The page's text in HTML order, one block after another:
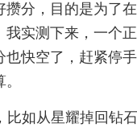
分，目的是为了
实测下来，一个
快空了，赶紧停
比如从星耀掉回钻